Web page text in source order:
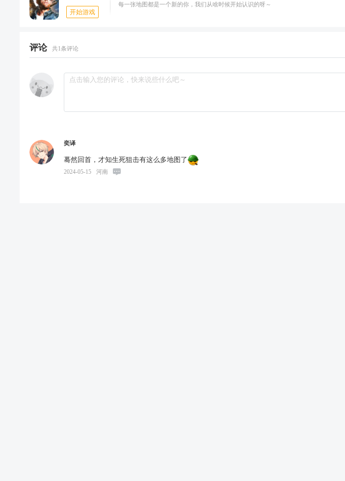
开始游戏
每一张地图都是一个新的你，我们从啥时候开始认识的呀～
评论 共1条评论
奕译
蓦然回首，才知生死狙击有这么多地图了
2024-05-15 河南